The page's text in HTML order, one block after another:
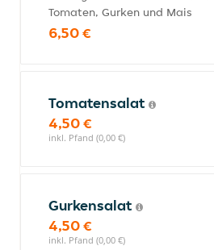
Tomaten, Gurken und Mais
6,50 €
Tomatensalat
4,50 €
inkl. Pfand (0,00 €)
Gurkensalat
4,50 €
inkl. Pfand (0,00 €)